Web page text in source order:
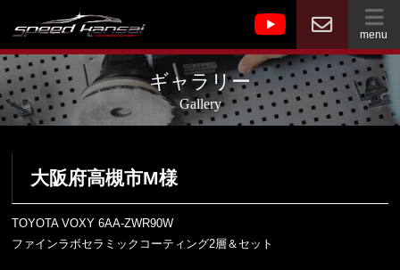
menu
ギャラリー
Gallery
大阪府高槻市M様
TOYOTA VOXY 6AA-ZWR90W
ファインラボセラミックコーティング2層＆セット